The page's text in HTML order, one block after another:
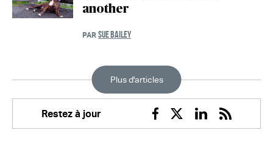
another
PAR SUE BAILEY
Plus d'articles
Restez à jour
Facebook
TwitterLinkedin
RSS